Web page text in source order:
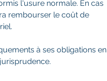
l'usure normale. En cas
rembourser le coût de
à ses obligations en